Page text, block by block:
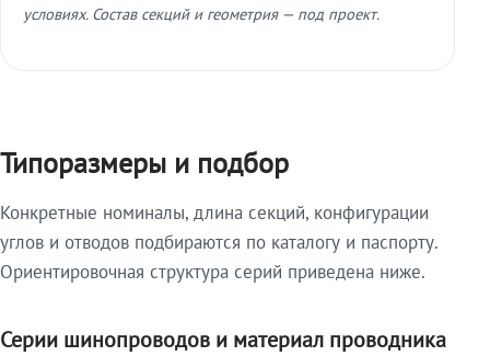
условиях. Состав секций и геометрия — под проект.
Типоразмеры и подбор
Конкретные номиналы, длина секций, конфигурации
углов и отводов подбираются по каталогу и паспорту.
Ориентировочная структура серий приведена ниже.
Серии шинопроводов и материал проводника